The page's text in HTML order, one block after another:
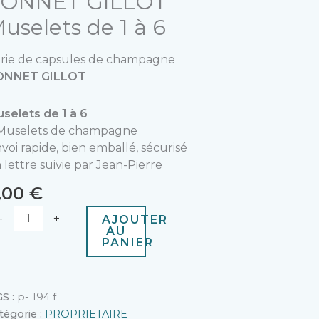
de 1 à 6
de capsules de champagne
GILLOT
de 1 à 6
de champagne
rapide, bien emballé, sécurisé
lettre suivie par Jean-Pierre
€
- +
AJOUTER
AU
PANIER
: p- 194 f
: PROPRIETAIRE